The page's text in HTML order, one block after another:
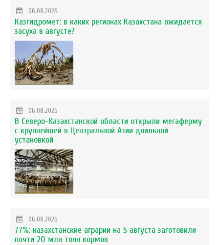
06.08.2026
Казгидромет: в каких регионах Казахстана ожидается
засуха в августе?
06.08.2026
В Северо-Казахстанской области открыли мегаферму
с крупнейшей в Центральной Азии доильной
установкой
06.08.2026
77%: казахстанские аграрии на 5 августа заготовили
почти 20 млн тонн кормов